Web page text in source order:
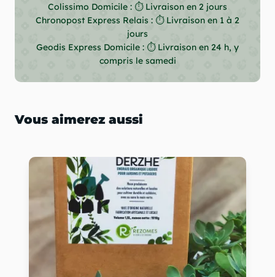
Colissimo Domicile : ⏱ Livraison en 2 jours
Chronopost Express Relais : ⏱ Livraison en 1 à 2
jours
Geodis Express Domicile : ⏱ Livraison en 24 h, y
compris le samedi
Vous aimerez aussi